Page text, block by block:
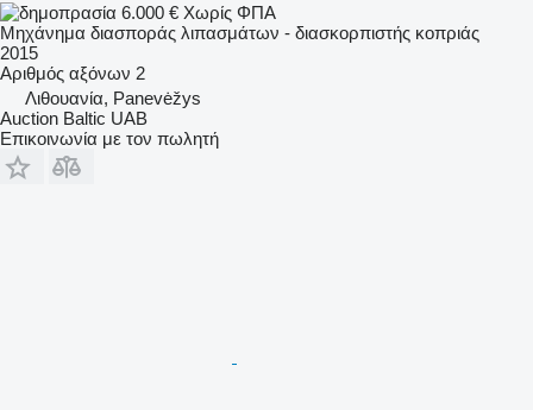
6.000 € Χωρίς ΦΠΑ
Μηχάνημα διασποράς λιπασμάτων - διασκορπιστής κοπριάς
2015
Αριθμός αξόνων 2
Λιθουανία, Panevėžys
Auction Baltic UAB
Επικοινωνία με τον πωλητή